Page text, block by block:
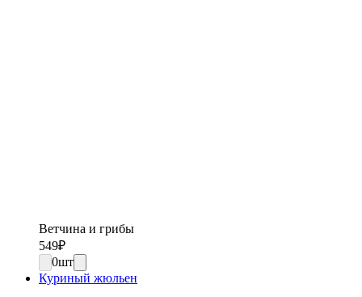
Ветчина и грибы
549₽
0шт
Куриный жюльен